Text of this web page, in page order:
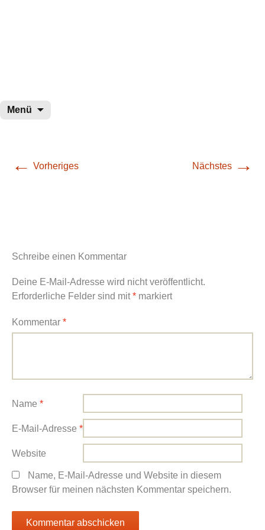
Menü
← Vorheriges Nächstes →
Schreibe einen Kommentar
Deine E-Mail-Adresse wird nicht veröffentlicht.
Erforderliche Felder sind mit* markiert
Kommentar *
Name *
E-Mail-Adresse *
Website
Name, E-Mail-Adresse und Website in diesem
Browser für meinen nächsten Kommentar speichern.